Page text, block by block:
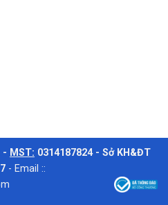
- MST: 0314187824 - Sở KH&ĐT
- Email ::